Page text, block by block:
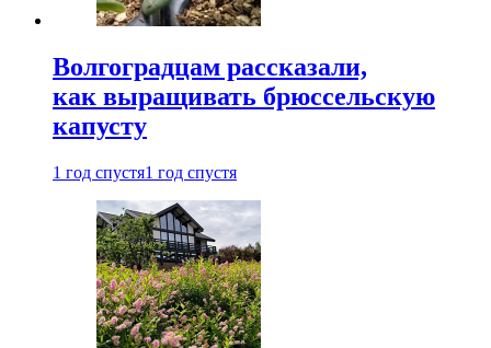
Волгоградцам рассказали,
как выращивать брюссельскую
капусту
1 год спустя1 год спустя